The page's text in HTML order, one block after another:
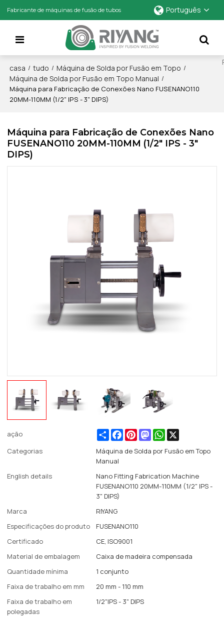
Fabricante de máquinas de fusão de tubos Português
casa / tudo / Máquina de Solda por Fusão em Topo /
Máquina de Solda por Fusão em Topo Manual /
Máquina para Fabricação de Conexões Nano FUSENANO110
20MM-110MM (1/2" IPS - 3" DIPS)
Máquina para Fabricação de Conexões Nano
FUSENANO110 20MM-110MM (1/2" IPS - 3"
DIPS)
ação ShareFacebook
PinterestMastodonWhatsApp
Categorias
Máquina de Solda por Fusão em Topo
Manual
English details
Nano Fitting Fabrication Machine
FUSENANO110 20MM-110MM (1/2" IPS -
3" DIPS)
Marca
RIYANG
Especificações do produto
FUSENANO110
Certificado
CE, ISO9001
Material de embalagem
Caixa de madeira compensada
Quantidade mínima
1 conjunto
Faixa de trabalho em mm
20 mm - 110 mm
Faixa de trabalho em
polegadas
1/2"IPS - 3" DIPS